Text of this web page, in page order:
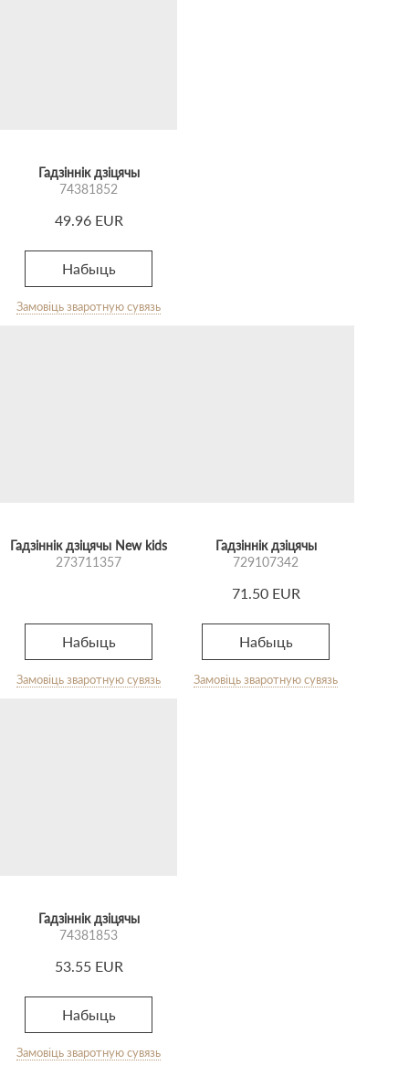
Гадзіннік дзіцячы
74381852
49.96 EUR
Набыць
Замовіць зваротную сувязь
Гадзіннік дзіцячы New kids
273711357
Набыць
Замовіць зваротную сувязь
Гадзіннік дзіцячы
729107342
71.50 EUR
Набыць
Замовіць зваротную сувязь
Гадзіннік дзіцячы
74381853
53.55 EUR
Набыць
Замовіць зваротную сувязь